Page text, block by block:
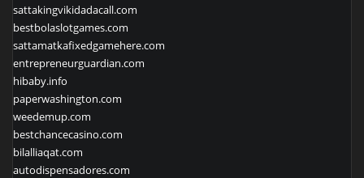
sattakingvikidadacall.com
bestbolaslotgames.com
sattamatkafixedgamehere.com
entrepreneurguardian.com
hibaby.info
paperwashington.com
weedemup.com
bestchancecasino.com
bilalliaqat.com
autodispensadores.com